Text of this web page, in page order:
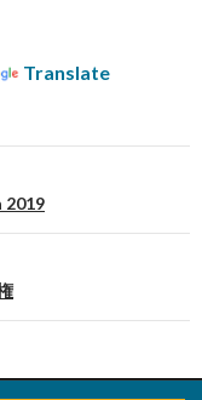
Translate
2019